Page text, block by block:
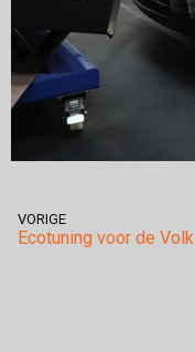
VORIGE
Ecotuning voor de